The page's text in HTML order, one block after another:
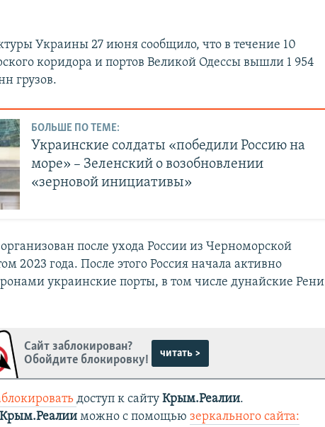
Украины 27 июня сообщило, что в течение 10
коридора и портов Великой Одессы вышли 1 954
грузов.
БОЛЬШЕ ПО ТЕМЕ:
Украинские солдаты «победили Россию на
море» – Зеленский о возобновлении
«зерновой инициативы»
после ухода России из Черноморской
2023 года. После этого Россия начала активно
украинские порты, в том числе дунайские Рени
Сайт заблокирован?
Обойдите блокировку!
читать >
доступ к сайтуКрым.Реалии.
Крым.Реалии можно с помощьюзеркального сайта: